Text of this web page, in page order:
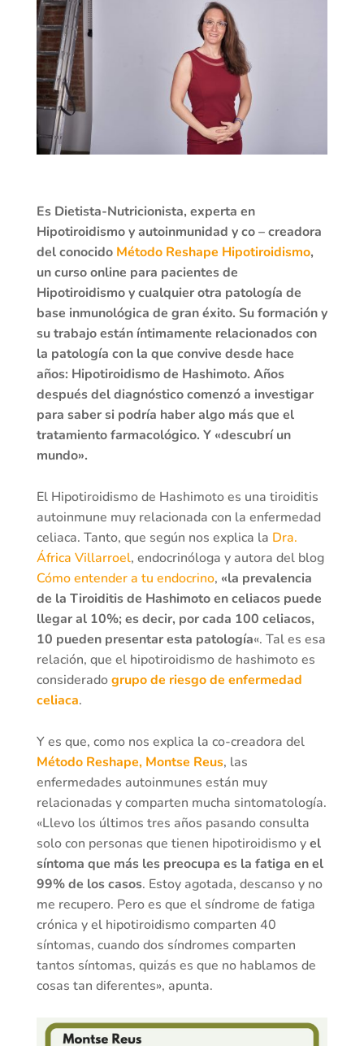
Es Dietista-Nutricionista, experta en
Hipotiroidismo y autoinmunidad y co – creadora
del conocido Método Reshape Hipotiroidismo,
un curso online para pacientes de
Hipotiroidismo y cualquier otra patología de
base inmunológica de gran éxito. Su formación y
su trabajo están íntimamente relacionados con
la patología con la que convive desde hace
años: Hipotiroidismo de Hashimoto. Años
después del diagnóstico comenzó a investigar
para saber si podría haber algo más que el
tratamiento farmacológico. Y «descubrí un
mundo».
El Hipotiroidismo de Hashimoto es una tiroiditis
autoinmune muy relacionada con la enfermedad
celiaca. Tanto, que según nos explica la Dra.
África Villarroel, endocrinóloga y autora del blog
Cómo entender a tu endocrino, «la prevalencia
de la Tiroiditis de Hashimoto en celiacos puede
llegar al 10%; es decir, por cada 100 celiacos,
10 pueden presentar esta patología«. Tal es esa
relación, que el hipotiroidismo de hashimoto es
consideradogrupo de riesgo de enfermedad
celiaca.
Y es que, como nos explica la co-creadora del
Método Reshape, Montse Reus, las
enfermedades autoinmunes están muy
relacionadas y comparten mucha sintomatología.
«Llevo los últimos tres años pasando consulta
solo con personas que tienen hipotiroidismo yel
síntoma que más les preocupa es la fatiga en el
99% de los casos. Estoy agotada, descanso y no
me recupero. Pero es que el síndrome de fatiga
crónica y el hipotiroidismo comparten 40
síntomas, cuando dos síndromes comparten
tantos síntomas, quizás es que no hablamos de
cosas tan diferentes», apunta.